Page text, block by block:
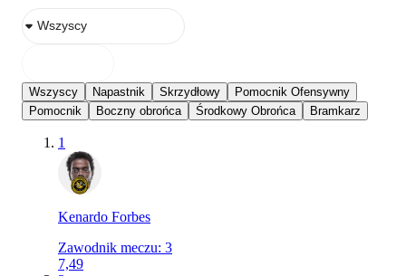
Wszyscy Napastnik Skrzydłowy
Pomocnik Ofensywny
Pomocnik
Boczny obrońca Środkowy Obrońca Bramkarz
1
Kenardo Forbes
Zawodnik meczu: 3
7,49